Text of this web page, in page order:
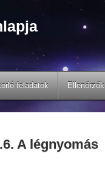
feladatok Ellenőrzők
A légnyomás